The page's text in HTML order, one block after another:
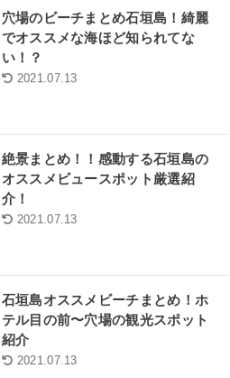
穴場のビーチまとめ石垣島！綺麗
でオススメな海ほど知られてな
い！？
2021.07.13
絶景まとめ！！感動する石垣島の
オススメビュースポット厳選紹
介！
2021.07.13
石垣島オススメビーチまとめ！ホ
テル目の前〜穴場の観光スポット
紹介
2021.07.13